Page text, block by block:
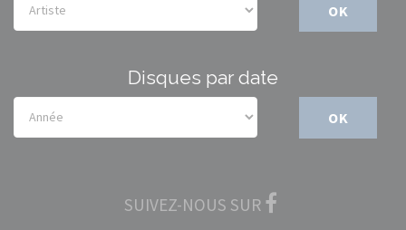
OK
Disques par date
OK
SUIVEZ-NOUS SUR